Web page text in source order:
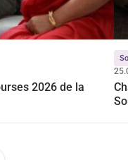
2026 de la